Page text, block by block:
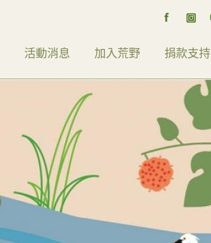
活動消息 加入荒野 捐款支持